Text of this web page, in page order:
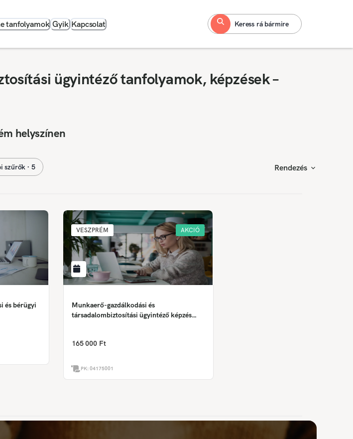
tanfolyamok Gyik Kapcsolat Keress rá bármire
ügyintéző tanfolyamok, képzések –
helyszínen
szűrők ∙ 5 Rendezés
és bérügyi
VESZPRÉM AKCIÓ
Munkaerő-gazdálkodási és
társadalombiztosítási ügyintéző képzés
165 000 Ft
PK:04175001